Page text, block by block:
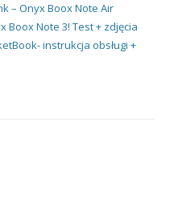
– Onyx Boox Note Air
Boox Note 3! Test + zdjęcia
instrukcja obsługi +